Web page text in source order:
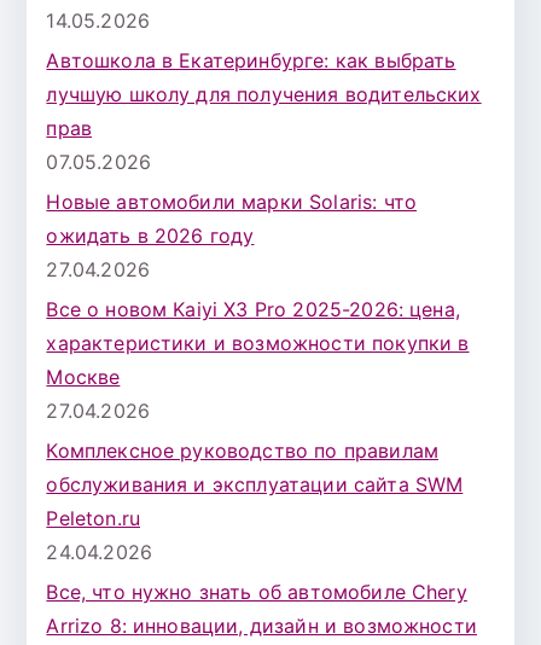
14.05.2026
Автошкола в Екатеринбурге: как выбрать
лучшую школу для получения водительских
прав
07.05.2026
Новые автомобили марки Solaris: что
ожидать в 2026 году
27.04.2026
Все о новом Kaiyi X3 Pro 2025-2026: цена,
характеристики и возможности покупки в
Москве
27.04.2026
Комплексное руководство по правилам
обслуживания и эксплуатации сайта SWM
Peleton.ru
24.04.2026
Все, что нужно знать об автомобиле Chery
Arrizo 8: инновации, дизайн и возможности